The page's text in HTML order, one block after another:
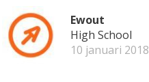
Ewout
High School
10 januari 2018